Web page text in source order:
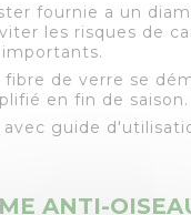
fournie a un
les risques de
de verre se
en fin de saison.
guide
ANTI-